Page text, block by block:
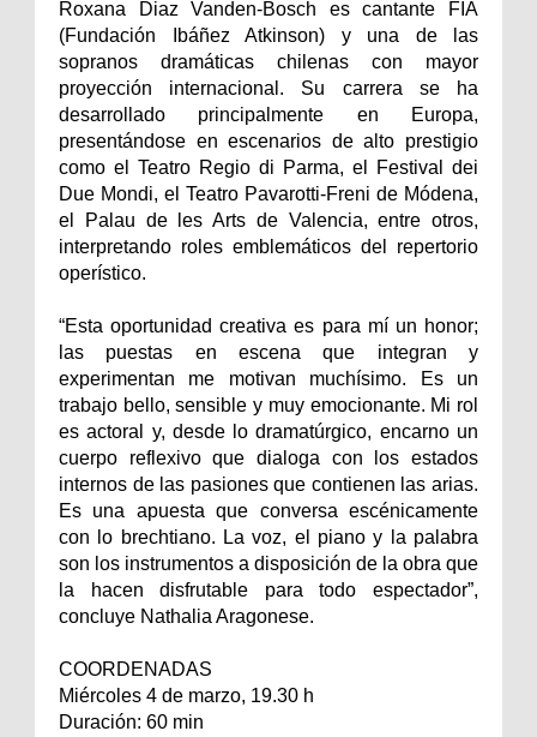
Roxana Diaz Vanden-Bosch es cantante FIA
(Fundación Ibáñez Atkinson) y una de las
sopranos dramáticas chilenas con mayor
proyección internacional. Su carrera se ha
desarrollado principalmente en Europa,
presentándose en escenarios de alto prestigio
como el Teatro Regio di Parma, el Festival dei
Due Mondi, el Teatro Pavarotti-Freni de Módena,
el Palau de les Arts de Valencia, entre otros,
interpretando roles emblemáticos del repertorio
operístico.
“Esta oportunidad creativa es para mí un honor;
las puestas en escena que integran y
experimentan me motivan muchísimo. Es un
trabajo bello, sensible y muy emocionante. Mi rol
es actoral y, desde lo dramatúrgico, encarno un
cuerpo reflexivo que dialoga con los estados
internos de las pasiones que contienen las arias.
Es una apuesta que conversa escénicamente
con lo brechtiano. La voz, el piano y la palabra
son los instrumentos a disposición de la obra que
la hacen disfrutable para todo espectador”,
concluye Nathalia Aragonese.
COORDENADAS
Miércoles 4 de marzo, 19.30 h
Duración: 60 min